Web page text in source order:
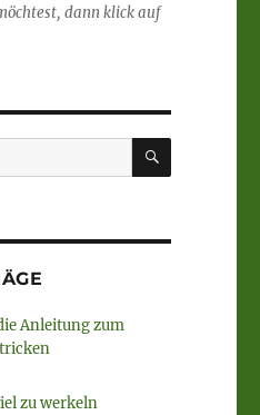
dann klick auf
SUCHEN
Anleitung zum
zu werkeln